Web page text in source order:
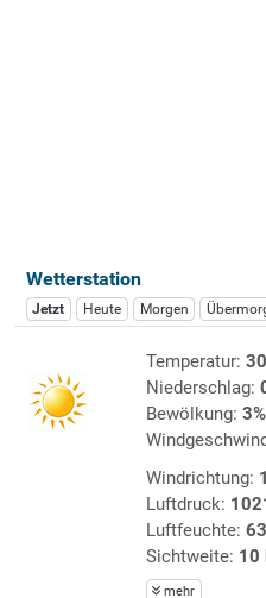
Wetterstation
Jetzt Heute Morgen
Temperatur:
Niederschlag:
Bewölkung: 3%
Windrichtung:
Luftdruck:
Luftfeuchte:
Sichtweite: 10
mehr